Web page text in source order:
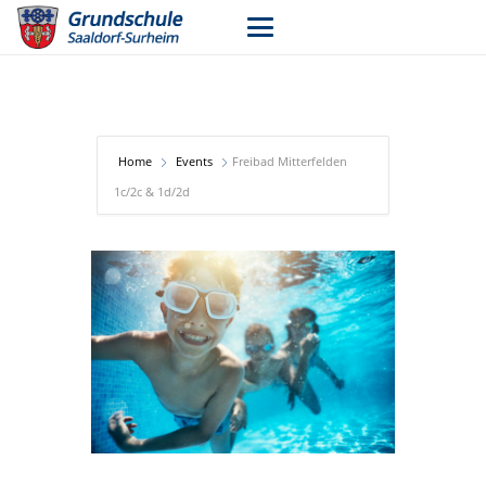
Home Events
Freibad Mitterfelden
1c/2c & 1d/2d